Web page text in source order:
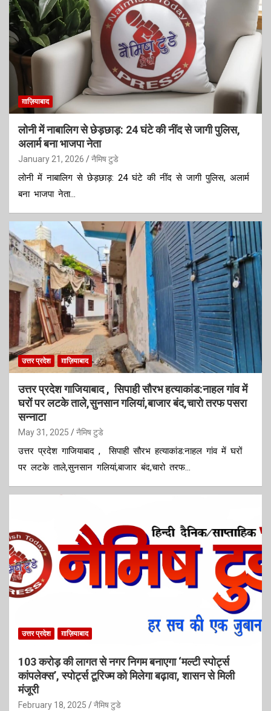
ग़ाज़ियाबाद
लोनी में नाबालिग से छेड़छाड़: 24 घंटे की नींद से जागी पुलिस,
अलार्म बना भाजपा नेता
January 21, 2026 नैमिष टुडे
लोनी में नाबालिग से छेड़छाड़: 24 घंटे की नींद से जागी पुलिस, अलार्म
बना भाजपा नेता…
उत्तर प्रदेश ग़ाज़ियाबाद
उत्तर प्रदेश गाजियाबाद , सिपाही सौरभ हत्याकांड:नाहल गांव में
घरों पर लटके ताले,सुनसान गलियां,बाजार बंद,चारो तरफ पसरा
सन्नाटा
May 31, 2025 नैमिष टुडे
उत्तर प्रदेश गाजियाबाद , सिपाही सौरभ हत्याकांड:नाहल गांव में घरों
पर लटके ताले,सुनसान गलियां,बाजार बंद,चारो तरफ…
उत्तर प्रदेश ग़ाज़ियाबाद
103 करोड़ की लागत से नगर निगम बनाएगा ‘मल्टी स्पोर्ट्स
कांपलेक्स’, स्पोर्ट्स टूरिज्म को मिलेगा बढ़ावा, शासन से मिली
मंजूरी
February 18, 2025 नैमिष टुडे